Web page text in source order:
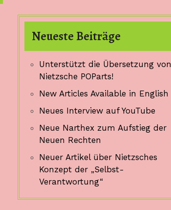
Neueste Beiträge
Unterstützt die Übersetzung von
Nietzsche POParts!
New Articles Available in English
Neues Interview auf YouTube
Neue Narthex zum Aufstieg der
Neuen Rechten
Neuer Artikel über Nietzsches
Konzept der „Selbst-
Verantwortung“